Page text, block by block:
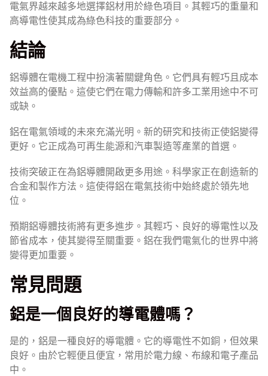
電氣界越來越多地選擇鋁材用於綠色項目。其輕巧的重量和
高導電性使其成為綠色科技的重要部分。
結論
鋁導體在電機工程中扮演著關鍵角色。它們具有輕巧且成本
效益高的優點。這使它們在電力傳輸和許多工業用途中不可
或缺。
鋁在電氣領域的未來充滿光明。新的研究和技術正使鋁變得
更好。它正成為可再生能源和汽車製造等產業的首選。
技術突破正在為鋁導體開啟更多用途。科學家正在創造新的
合金和製作方法。這使得鋁在電氣技術中始終處於領先地
位。
預期鋁導體技術將有更多進步。其輕巧、良好的導電性以及
節省成本，使其變得至關重要。鋁在我們電氣化的世界中將
變得更加重要。
常見問題
鋁是一個良好的導電體嗎？
是的，鋁是一種良好的導電體。它的導電性不如銅，但效果
良好。由於它輕便且便宜，常用於電力線、布線和電子產品
中。